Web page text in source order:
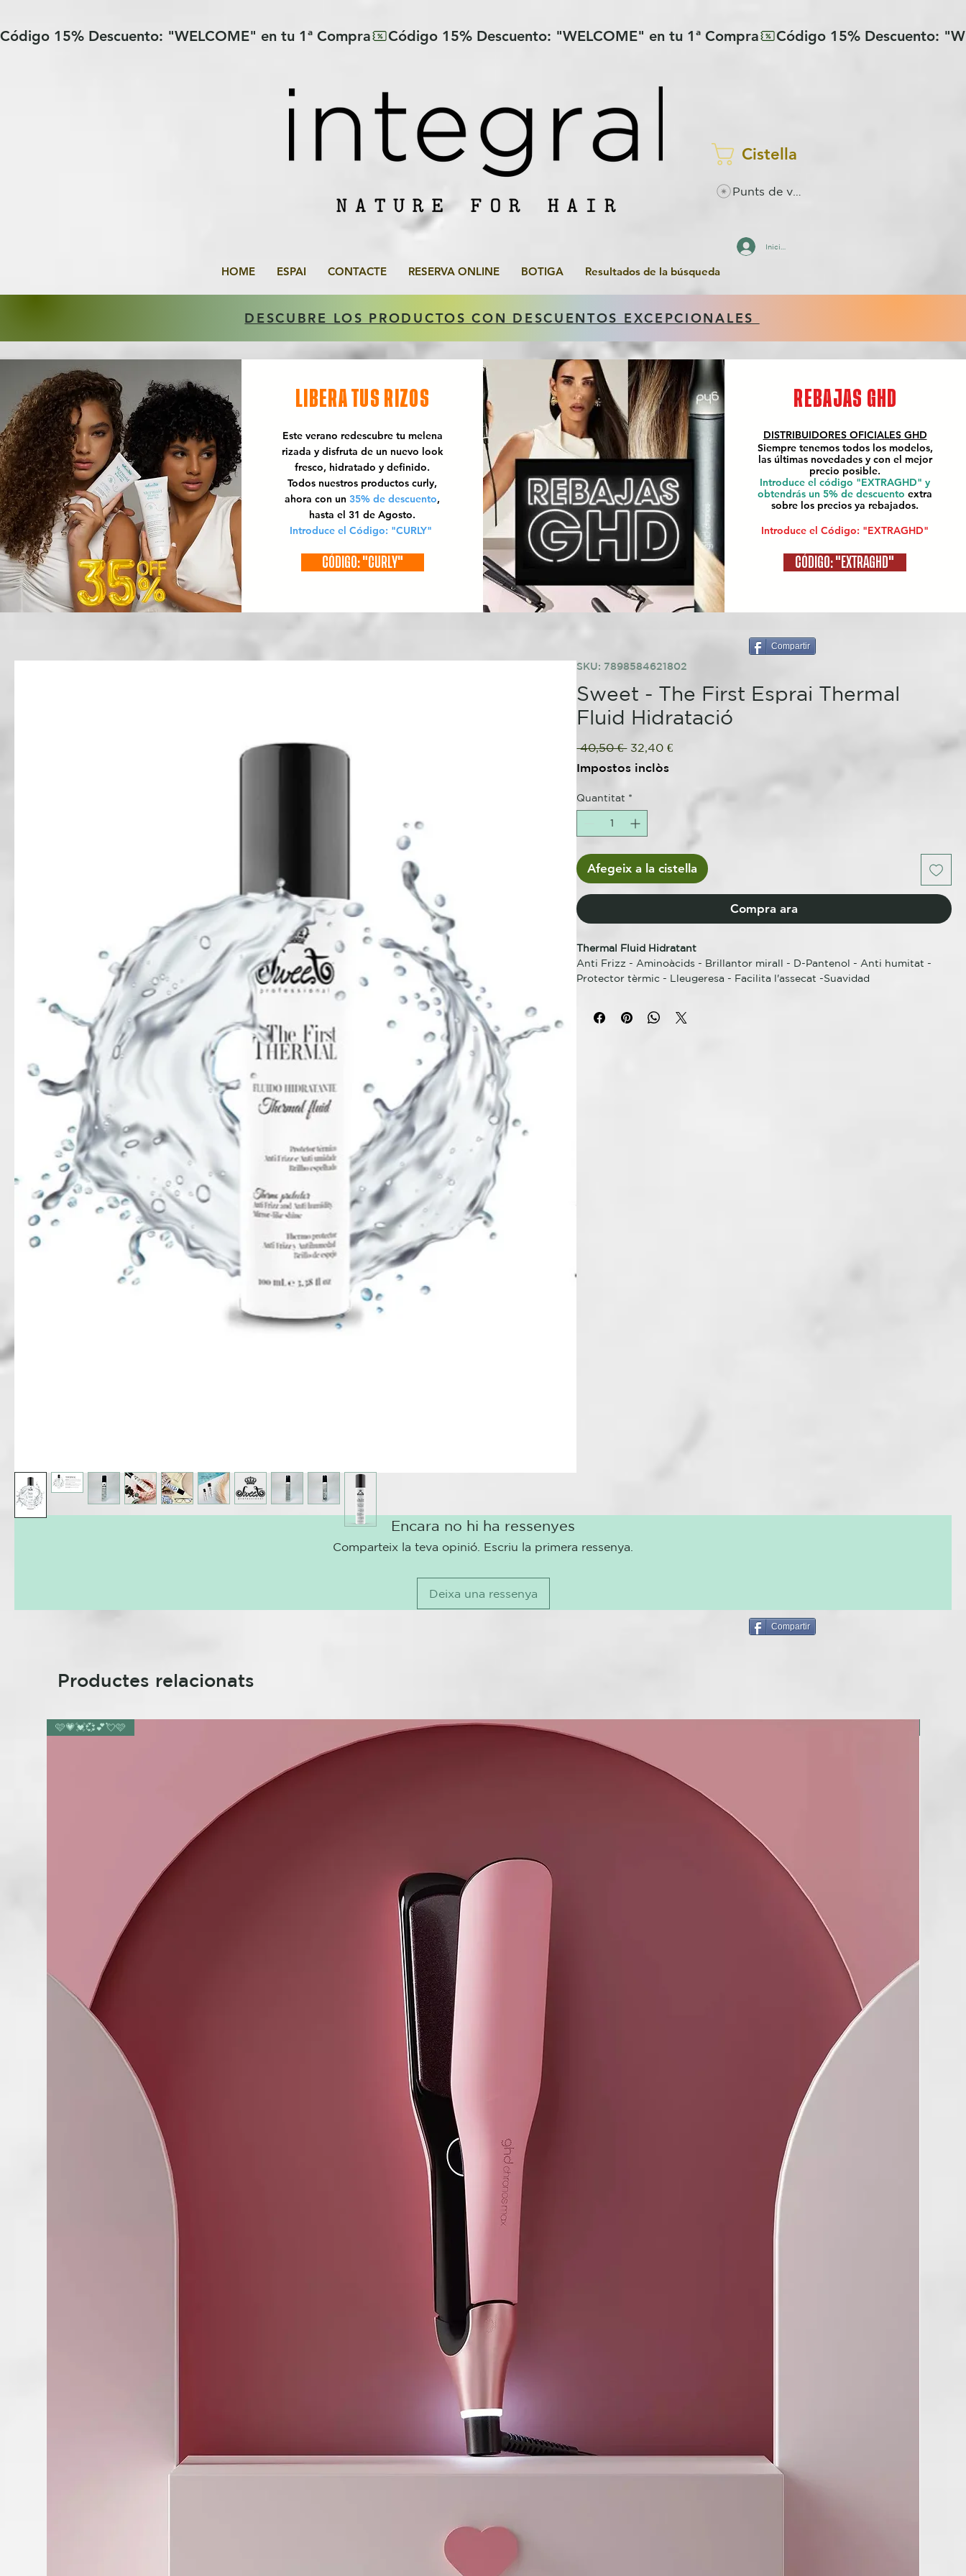
Código 15% Descuento: "WELCOME" en tu 1ª Compra
Cistella
Inicia la sessió
HOME ESPAI CONTACTE RESERVA ONLINE BOTIGA Resultados de la búsqueda
DESCUBRE LOS PRODUCTOS CON DESCUENTOS EXCEPCIONALES
LIBERA TUS RIZOS
Este verano redescubre tu melena
rizada y disfruta de un nuevo look
fresco, hidratado y definido.
Todos nuestros productos curly,
ahora con un 35% de descuento,
hasta el 31 de Agosto.
Introduce el Código: "CURLY"
CÓDIGO: "CURLY"
REBAJAS GHD
DISTRIBUIDORES OFICIALES GHD
Siempre tenemos todos los modelos,
las últimas novedades y con el mejor
precio posible.
Introduce el código "EXTRAGHD" y
obtendrás un 5% de descuento extra
sobre los precios ya rebajados.
Introduce el Código: "EXTRAGHD"
CÓDIGO: "EXTRAGHD"
SKU: 7898584621802
Sweet - The First Esprai Thermal
Fluid Hidratació
40,50 € Preu
normal
32,40 €Preu
Impostos inclòs
Quantitat *
Afegeix a la cistella
Compra ara
Thermal Fluid Hidratant
Anti Frizz - Aminoàcids - Brillantor mirall - D-Pantenol - Anti humitat -
Protector tèrmic - Lleugeresa - Facilita l'assecat -Suavidad
ajudant en el manteniment de l'allisat. Protecció tèrmica fins a 180º.
Encara no hi ha ressenyes
Comparteix la teva opinió. Escriu la primera ressenya.
Deixa una ressenya
Compartir
Compartir
Productes relacionats
🩷💗💓💞💕💘🩷